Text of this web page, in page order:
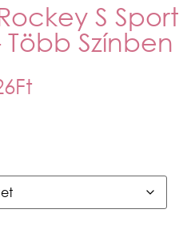
S Sport
Színben
Ft